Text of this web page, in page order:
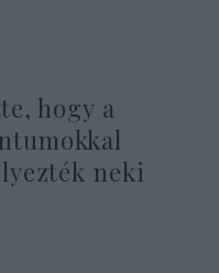
hogy a
neki